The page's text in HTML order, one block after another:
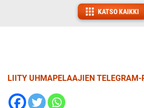
KATSO KAIKKI
LIITY UHMAPELAAJIEN TELEGRAM-